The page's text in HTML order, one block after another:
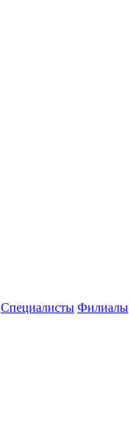
Специалисты Филиалы